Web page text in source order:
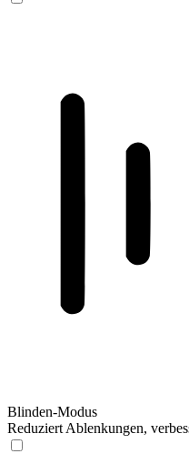
Blinden-Modus
Reduziert Ablenkungen,